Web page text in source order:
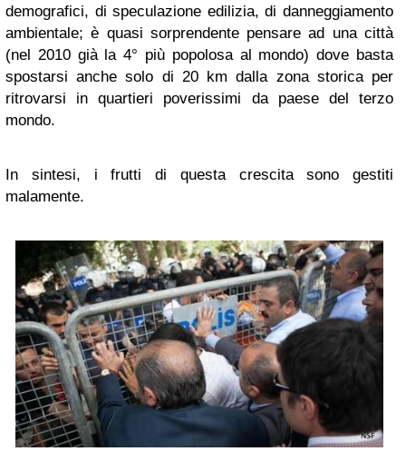
demografici, di speculazione edilizia, di danneggiamento
ambientale; è quasi sorprendente pensare ad una città
(nel 2010 già la 4° più popolosa al mondo) dove basta
spostarsi anche solo di 20 km dalla zona storica per
ritrovarsi in quartieri poverissimi da paese del terzo
mondo.
In sintesi, i frutti di questa crescita sono gestiti
malamente.